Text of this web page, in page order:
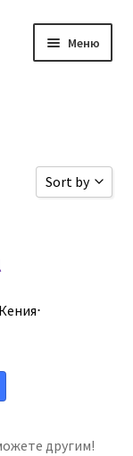
Меню
Sort by
Sort by
Кения⋅
другим!